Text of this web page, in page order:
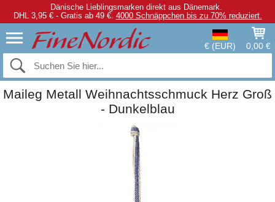
Dänische Lieblingsmarken direkt aus Dänemark.
DHL 3,95 € - Gratis ab 49 €. 4000 Schnäppchen bis zu 70% reduziert.
€ (EUR) 0,00 €
Maileg Metall Weihnachtsschmuck Herz Groß
- Dunkelblau